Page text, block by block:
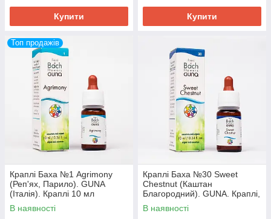
Купити Купити
Топ продажів
Краплі Баха №1 Agrimony
(Реп'ях, Парило). GUNA
(Італія). Краплі 10 мл
Справжнє щастя, замість
його імітації
В наявності
Краплі Баха №30 Sweet
Chestnut (Каштан
Благородний). GUNA. Краплі,
10 мл. При розпачі і
нестерпних стражданнях
В наявності